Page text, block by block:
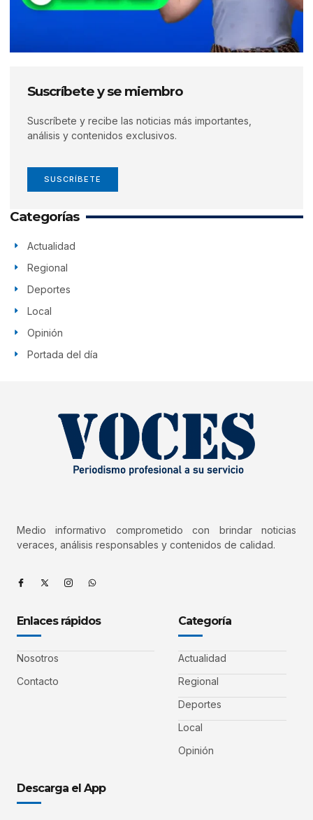
Suscríbete y se miembro
Suscríbete y recibe las noticias más importantes,
análisis y contenidos exclusivos.
SUSCRÍBETE
Categorías
Actualidad
Regional
Deportes
Local
Opinión
Portada del día
Medio informativo comprometido con brindar noticias
veraces, análisis responsables y contenidos de calidad.
Enlaces rápidos
Nosotros
Contacto
Categoría
Actualidad
Regional
Deportes
Local
Opinión
Descarga el App